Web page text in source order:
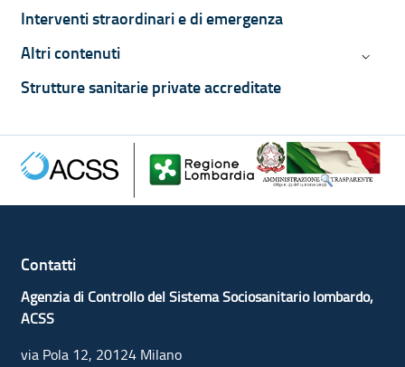
Interventi straordinari e di emergenza
Altri contenuti
Altri
Strutture sanitarie private accreditate
Contatti
Agenzia di Controllo del Sistema Sociosanitario lombardo,
ACSS
via Pola 12, 20124 Milano